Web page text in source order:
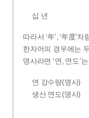
십 년
따라서 ‘年’, ‘年度’
한자어의 경우에는
명사라면 ‘연, 연도’
연 강수량(명사)
생산 연도(명사)